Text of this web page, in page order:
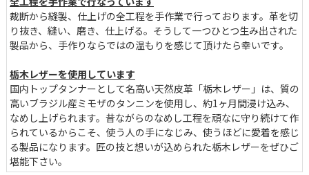
だわりのギフトボックス付きなので、革小物が好きなあの人へのギ
フトとしてもおすすめです。
裁断から縫製、仕上げの全工程を手作業で行っております。革を切
り抜き、縫い、磨き、仕上げる。そうして一つひとつ生み出された
製品から、手作りならではの温もりを感じて頂けたら幸いです。
栃木レザーを使用しています
国内トップタンナーとして名高い天然皮革「栃木レザー」は、質の
高いブラジル産ミモザのタンニンを使用し、約1ヶ月間浸け込み、
なめし上げられます。昔ながらのなめし工程を頑なに守り続けて作
られているからこそ、使う人の手になじみ、使うほどに愛着を感じ
る製品になります。匠の技と想いが込められた栃木レザーをぜひご
堪能下さい。